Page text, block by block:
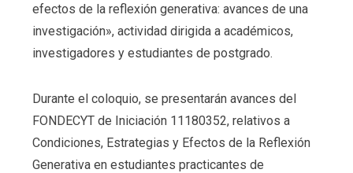
efectos de la reflexión generativa: avances de una
investigación», actividad dirigida a académicos,
investigadores y estudiantes de postgrado.
Durante el coloquio, se presentarán avances del
FONDECYT de Iniciación 11180352, relativos a
Condiciones, Estrategias y Efectos de la Reflexión
Generativa en estudiantes practicantes de